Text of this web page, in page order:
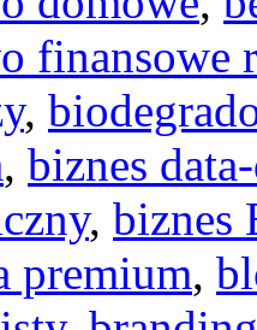
finansowe
,
, biznes
, biznes
premium,